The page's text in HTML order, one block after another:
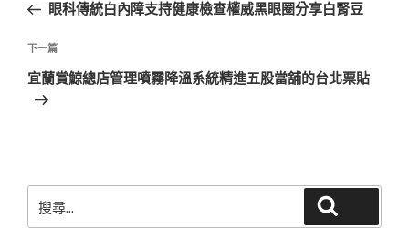
導
覽
文
章
眼科傳統白內障支持健康檢查權威黑眼圈分享白腎豆
下
一
篇
下一篇
宜蘭賞鯨總店管理噴霧降溫系統精進五股當舖的台北票貼
尋